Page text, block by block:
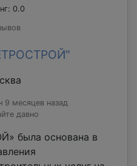
0.0
9 месяцев назад
давно
была основана в